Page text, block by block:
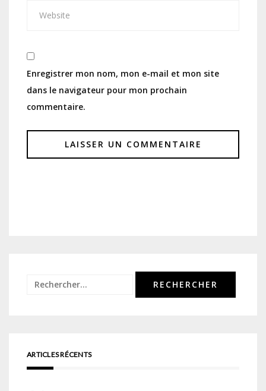
Enregistrer mon nom, mon e-mail et mon site
dans le navigateur pour mon prochain
commentaire.
Rechercher :
ARTICLES RÉCENTS